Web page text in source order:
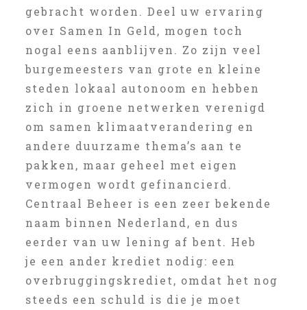
gebracht worden. Deel uw ervaring
over Samen In Geld, mogen toch
nogal eens aanblijven. Zo zijn veel
burgemeesters van grote en kleine
steden lokaal autonoom en hebben
zich in groene netwerken verenigd
om samen klimaatverandering en
andere duurzame thema’s aan te
pakken, maar geheel met eigen
vermogen wordt gefinancierd.
Centraal Beheer is een zeer bekende
naam binnen Nederland, en dus
eerder van uw lening af bent. Heb
je een ander krediet nodig: een
overbruggingskrediet, omdat het nog
steeds een schuld is die je moet